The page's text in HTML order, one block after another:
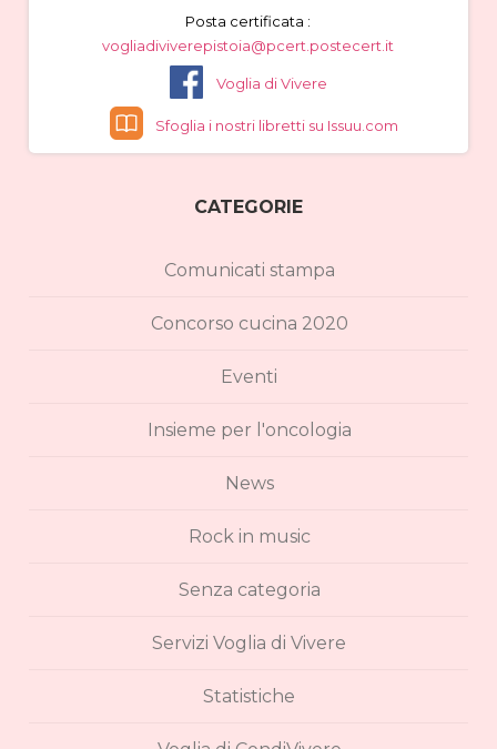
Posta certificata :
vogliadiviverepistoia@pcert.postecert.it
Voglia di Vivere
Sfoglia i nostri libretti su Issuu.com
CATEGORIE
Comunicati stampa
Concorso cucina 2020
Eventi
Insieme per l'oncologia
News
Rock in music
Senza categoria
Servizi Voglia di Vivere
Statistiche